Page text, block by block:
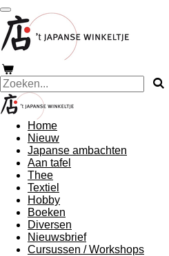
Ga
direct
naar
de
hoofdinhoud
Home
Nieuw
Japanse ambachten
Aan tafel
Thee
Textiel
Hobby
Boeken
Diversen
Nieuwsbrief
Cursussen / Workshops